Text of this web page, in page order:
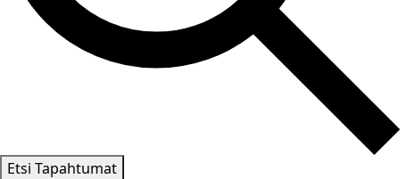
Etsi Tapahtumat